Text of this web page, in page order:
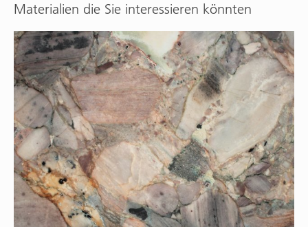
Materialien die Sie interessieren könnten